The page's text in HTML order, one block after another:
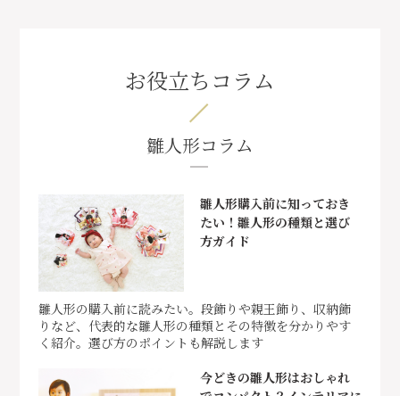
お役立ちコラム
雛人形コラム
雛人形購入前に知っておき
たい！雛人形の種類と選び
方ガイド
雛人形の購入前に読みたい。段飾りや親王飾り、収納飾
りなど、代表的な雛人形の種類とその特徴を分かりやす
く紹介。選び方のポイントも解説します
今どきの雛人形はおしゃれ